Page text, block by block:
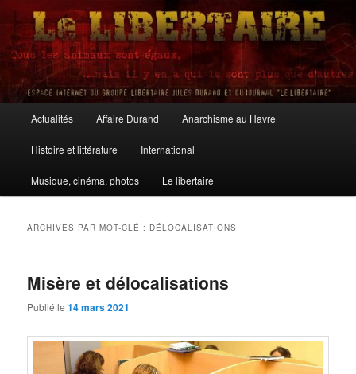
Aller
contenu
principal
Aller
contenu
secondaire
Le Libertaire
principal
Actualités Affaire Durand Anarchisme au Havre
Histoire et littérature International
Musique, cinéma, photos Le libertaire
ARCHIVES PAR MOT-CLÉ : DÉLOCALISATIONS
Misère et délocalisations
Publié le14 mars 2021